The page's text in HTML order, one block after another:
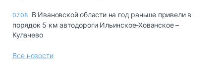
07.08 В Ивановской области на год раньше привели в
порядок 5 км автодороги Ильинское-Хованское –
Кулачево
Все новости